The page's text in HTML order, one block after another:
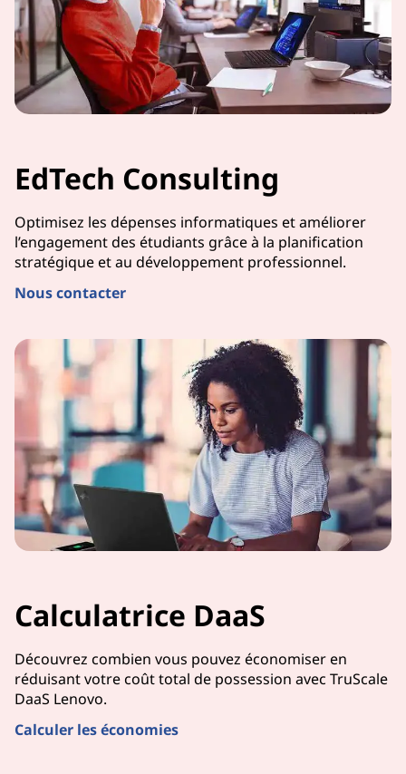
EdTech Consulting
Optimisez les dépenses informatiques et améliorer
l’engagement des étudiants grâce à la planification
stratégique et au développement professionnel.
Nous contacter
Calculatrice DaaS
Découvrez combien vous pouvez économiser en
réduisant votre coût total de possession avec TruScale
DaaS Lenovo.
Calculer les économies